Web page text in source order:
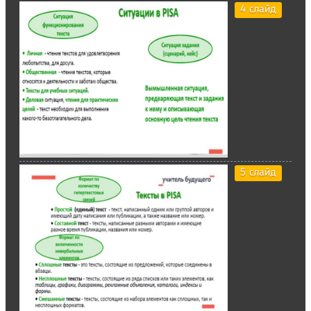
4 слайд
5 слайд